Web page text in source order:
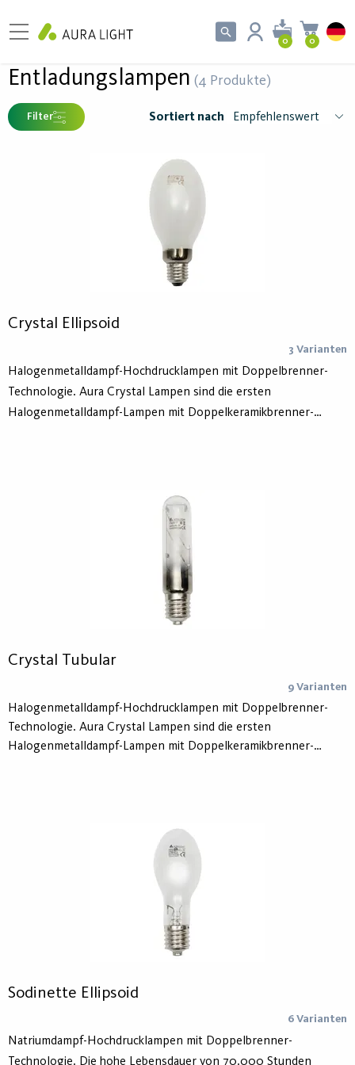
0 0
Sortiert nach
Entladungslampen (4 Produkte)
Filter
Crystal Ellipsoid
3 Varianten
Halogenmetalldampf-Hochdrucklampen mit Doppelbrenner-
Technologie. Aura Crystal Lampen sind die ersten
Halogenmetalldampf-Lampen mit Doppelkeramikbrenner-
Lampen auch in offenen Leuchten erlaubt.
Crystal Tubular
9 Varianten
Halogenmetalldampf-Hochdrucklampen mit Doppelbrenner-
Technologie. Aura Crystal Lampen sind die ersten
Halogenmetalldampf-Lampen mit Doppelkeramikbrenner-
Sodinette Ellipsoid
6 Varianten
Natriumdampf-Hochdrucklampen mit Doppelbrenner-
Technologie. Die hohe Lebensdauer von 70.000 Stunden